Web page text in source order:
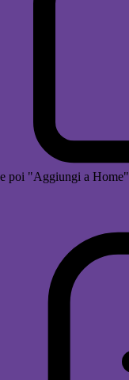
e poi "Aggiungi a Home"